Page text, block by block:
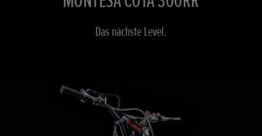
Das nächste Level.